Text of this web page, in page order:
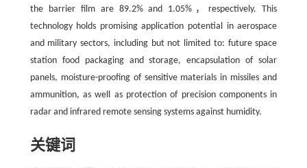
the barrier film are 89.2% and 1.05%，respectively. This
technology holds promising application potential in aerospace
and military sectors, including but not limited to: future space
station food packaging and storage, encapsulation of solar
panels, moisture-proofing of sensitive materials in missiles and
ammunition, as well as protection of precision components in
radar and infrared remote sensing systems against humidity.
关键词